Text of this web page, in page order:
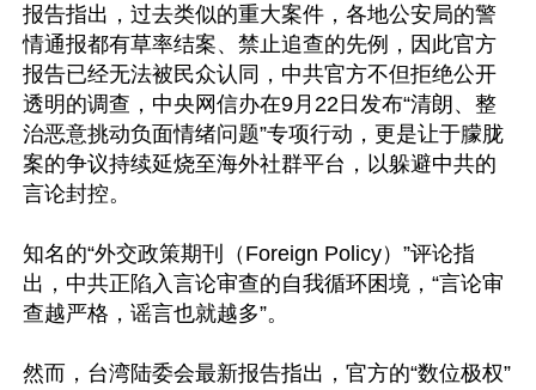
报告指出，过去类似的重大案件，各地公安局的警
情通报都有草率结案、禁止追查的先例，因此官方
报告已经无法被民众认同，中共官方不但拒绝公开
透明的调查，中央网信办在9月22日发布“清朗、整
治恶意挑动负面情绪问题”专项行动，更是让于朦胧
案的争议持续延烧至海外社群平台，以躲避中共的
言论封控。
知名的“外交政策期刊（Foreign Policy）”评论指
出，中共正陷入言论审查的自我循环困境，“言论审
查越严格，谣言也就越多”。
然而，台湾陆委会最新报告指出，官方的“数位极权”